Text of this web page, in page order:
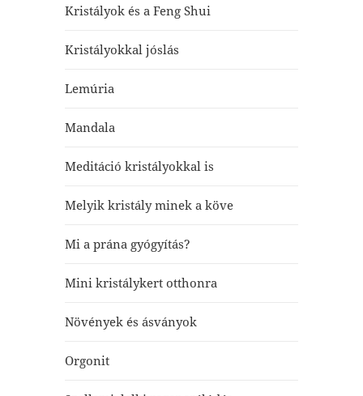
Kristályok és a Feng Shui
Kristályokkal jóslás
Lemúria
Mandala
Meditáció kristályokkal is
Melyik kristály minek a köve
Mi a prána gyógyítás?
Mini kristálykert otthonra
Növények és ásványok
Orgonit